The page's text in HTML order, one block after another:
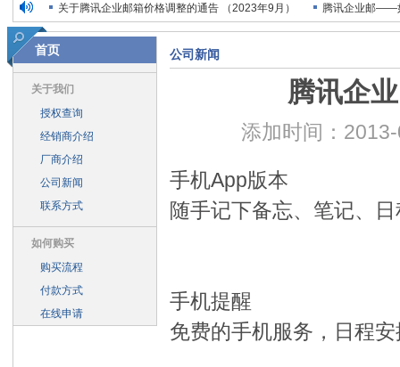
关于腾讯企业邮箱价格调整的通告 （2023年9月） 腾讯企业邮——
时空畅想招聘电话销售，业务精英 感谢众多客户的信任与支持
一个网站等于有了三个，电脑、手机、平板完美显示
打通微信布局移动化 腾讯企业邮箱玩法翻新 与时俱进 企业邮箱焕
浴火重生 QQ邮箱绝地反击——腾讯企业邮箱团队的故事
腾讯有望跻身全球IT企业市值前十名 上海时空畅想2014年春节放假
腾讯企业邮箱上海站客户见面会“信”随我动，一路“邮”你
腾讯企业邮箱大客户见面会（广州站）启动
腾讯企业邮箱推出“微信扫一扫登陆” 未来或可拓展第三方登陆 腾
2013年购买腾讯企业邮箱 送 腾讯通RTX
腾讯推企业邮箱iPhone App 助企业管理更高效
整合企业通讯 腾讯企业邮箱塑行业标杆
2011年国内邮箱市场概览 QQ邮箱占四成江山 约为网易两倍 上海
首页
关于我们
授权查询
经销商介绍
厂商介绍
公司新闻
联系方式
如何购买
购买流程
付款方式
在线申请
公司新闻
腾讯企
添加时间：
手机App版本
随手记下备忘、笔记、
手机提醒
免费的手机服务，日程